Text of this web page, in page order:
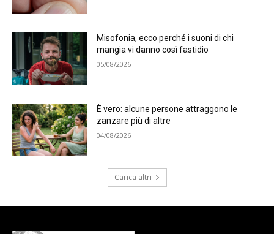
Misofonia, ecco perché i suoni di chi
mangia vi danno così fastidio
05/08/2026
È vero: alcune persone attraggono le
zanzare più di altre
04/08/2026
Carica altri